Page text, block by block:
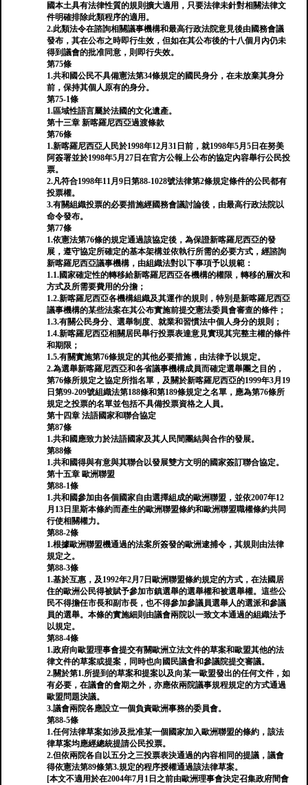
國本土具有法律性質的規則擴大適用，只要法律未針對相關法律文
件明確排除此類程序的適用。
2.此類法令在諮詢相關議事機構和最高行政法院意見後由國務會議
發布，其在公布之時即行生效，但如在其公布後的十八個月內仍未
得到議會的批准同意，則即行失效。
第75條
1.共和國公民不具備憲法第34條規定的國民身分，在未放棄其身分
前，保持其個人原有的身分。
第75-1條
1.區域性語言屬於法國的文化遺產。
第十三章 新喀羅尼西亞過渡條款
第76條
1.新喀羅尼西亞人民於1998年12月31日前，就1998年5月5日在努美
阿簽署並於1998年5月27日在官方公報上公布的協定內容舉行公民投
票。
2.凡符合1998年11月9日第88-1028號法律第2條規定條件的公民都有
投票權。
3.有關組織投票的必要措施經國務會議討論後，由最高行政法院以
命令發布。
第77條
1.依憲法第76條的規定通過該協定後，為保證新喀羅尼西亞的發
展，遵守協定所確定的基本架構並依執行所需的必要方式，經諮詢
新喀羅尼西亞議事機構，由組織法對以下事項予以規範：
1.1.國家確定性的轉移給新喀羅尼西亞各機構的權限，轉移的層次和
方式及所需要費用的分擔；
1.2.新喀羅尼西亞各機構組織及其運作的規則，特別是新喀羅尼西亞
議事機構的某些法案在其公布實施前提交憲法委員會審查的條件；
1.3.有關公民身分、選舉制度、就業和習慣法中個人身分的規則；
1.4.新喀羅尼西亞相關居民舉行投票表達意見實現其完整主權的條件
和期限；
1.5.有關實施第76條規定的其他必要措施，由法律予以規定。
2.為選舉新喀羅尼西亞和各省議事機構成員而確定選舉團之目的，
第76條所規定之協定所指名單，及關於新喀羅尼西亞的1999年3月19
日第99-209號組織法第188條和第189條規定之名單，應為第76條所
規定之投票的名單並包括不具備投票資格之人員。
第十四章 法語國家和聯合協定
第87條
1.共和國應致力於法語國家及其人民間團結與合作的發展。
第88條
1.共和國得與有意與其聯合以發展雙方文明的國家簽訂聯合協定。
第十五章 歐洲聯盟
第88-1條
1.共和國參加由各個國家自由選擇組成的歐洲聯盟，並依2007年12
月13日里斯本條約而產生的歐洲聯盟條約和歐洲聯盟職權條約共同
行使相關權力。
第88-2條
1.根據歐洲聯盟機通過的法案所簽發的歐洲逮捕令，其規則由法律
規定之。
第88-3條
1.基於互惠，及1992年2月7日歐洲聯盟條約規定的方式，在法國居
住的歐洲公民得被賦予參加市鎮選舉的選舉權和被選舉權。這些公
民不得擔任市長和副市長，也不得參加參議員選舉人的選派和參議
員的選舉。本條的實施細則由議會兩院以一致文本通過的組織法予
以規定。
第88-4條
1.政府向歐盟理事會提交有關歐洲立法文件的草案和歐盟其他的法
律文件的草案或提案，同時也向國民議會和參議院提交審議。
2.關於第1.所提到的草案和提案以及向某一歐盟發出的任何文件，如
有必要，在議會的會期之外，亦應依兩院議事規程規定的方式通過
歐盟問題決議。
3.議會兩院各應設立一個負責歐洲事務的委員會。
第88-5條
1.任何法律草案如涉及批准某一個國家加入歐洲聯盟的條約，該法
律草案均應經總統提請公民投票。
2.但依兩院各自以五分之三投票表決通過的內容相同的提議，議會
得依憲法第89條第3.規定的程序授權通過該法律草案。
[本文不適用於在2004年7月1日之前由歐洲理事會決定召集政府間會